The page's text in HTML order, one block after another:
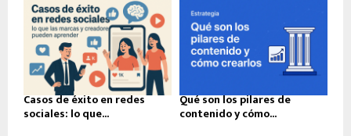
Casos de éxito en redes
sociales: lo que...
Qué son los pilares de
contenido y cómo...